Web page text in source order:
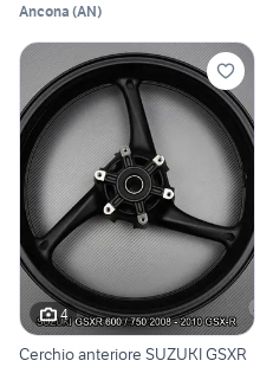
Ancona (AN)
4
Cerchio anteriore SUZUKI GSXR